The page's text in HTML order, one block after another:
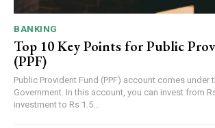
BANKING
Top 10 Key Points for Public
(PPF)
Public Provident Fund (PPF) account comes under
Government. In this account, you can invest from
investment to Rs 1.5...